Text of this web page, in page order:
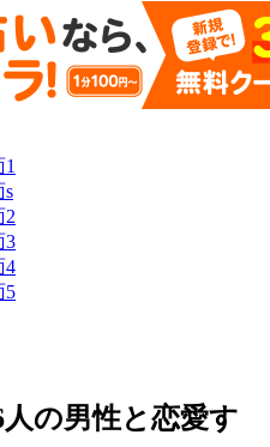
の男性と恋愛す